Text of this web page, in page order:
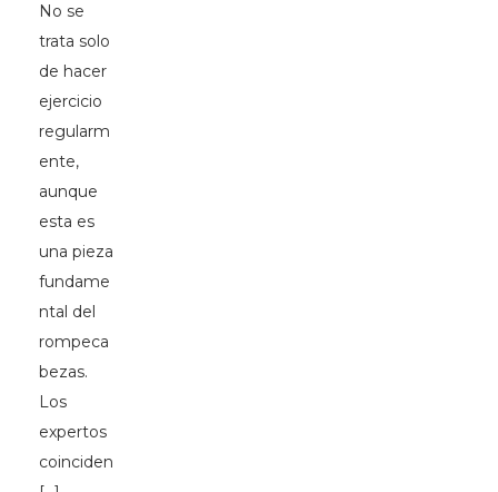
No se
trata solo
de hacer
ejercicio
regularm
ente,
aunque
esta es
una pieza
fundame
ntal del
rompeca
bezas.
Los
expertos
coinciden